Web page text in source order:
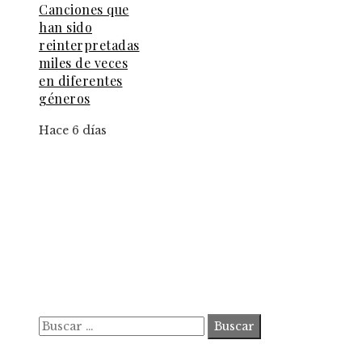
Canciones que
han sido
reinterpretadas
miles de veces
en diferentes
géneros
Hace 6 días
Buscar: